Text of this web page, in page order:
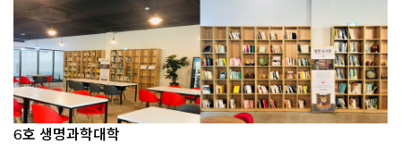
6호 생명과학대학